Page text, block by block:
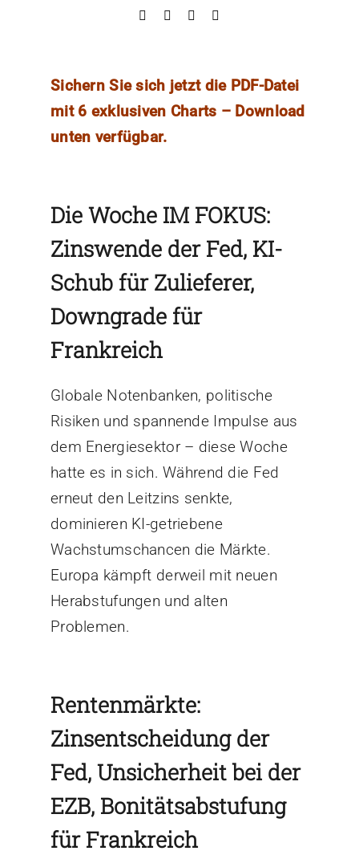
Sichern Sie sich jetzt die PDF-Datei
mit 6 exklusiven Charts – Download
unten verfügbar.
Die Woche IM FOKUS:
Zinswende der Fed, KI-
Schub für Zulieferer,
Downgrade für
Frankreich
Globale Notenbanken, politische
Risiken und spannende Impulse aus
dem Energiesektor – diese Woche
hatte es in sich. Während die Fed
erneut den Leitzins senkte,
dominieren KI-getriebene
Wachstumschancen die Märkte.
Europa kämpft derweil mit neuen
Herabstufungen und alten
Problemen.
Rentenmärkte:
Zinsentscheidung der
Fed, Unsicherheit bei der
EZB, Bonitätsabstufung
für Frankreich